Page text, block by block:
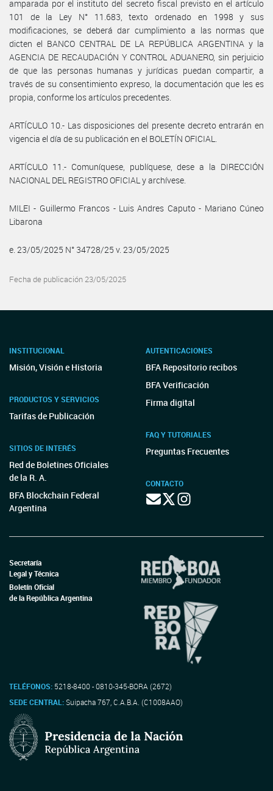
amparada por el instituto del secreto fiscal previsto en el artículo
101 de la Ley N° 11.683, texto ordenado en 1998 y sus
modificaciones, se deberá dar cumplimiento a las normas que
dicten el BANCO CENTRAL DE LA REPÚBLICA ARGENTINA y la
AGENCIA DE RECAUDACIÓN Y CONTROL ADUANERO, sin perjuicio
de que las personas humanas y jurídicas puedan compartir, a
través de su consentimiento expreso, la documentación que les es
propia, conforme los artículos precedentes.
ARTÍCULO 10.- Las disposiciones del presente decreto entrarán en
vigencia el día de su publicación en el BOLETÍN OFICIAL.
ARTÍCULO 11.- Comuníquese, publíquese, dese a la DIRECCIÓN
NACIONAL DEL REGISTRO OFICIAL y archívese.
MILEI - Guillermo Francos - Luis Andres Caputo - Mariano Cúneo
Libarona
e. 23/05/2025 N° 34728/25 v. 23/05/2025
Fecha de publicación 23/05/2025
INSTITUCIONAL
Misión, Visión e Historia
PRODUCTOS Y SERVICIOS
Tarifas de Publicación
SITIOS DE INTERÉS
Red de Boletines Oficiales
de la R. A.
BFA Blockchain Federal
Argentina
AUTENTICACIONES
BFA Repositorio recibos
BFA Verificación
Firma digital
FAQ Y TUTORIALES
Preguntas Frecuentes
CONTACTO
Secretaría
Legal y Técnica
Boletín Oficial
de la República Argentina
TELÉFONOS: 5218-8400 - 0810-345-BORA (2672)
SEDE CENTRAL:Suipacha 767, C.A.B.A. (C1008AAO)